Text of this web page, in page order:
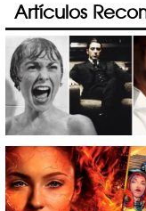
Artículos